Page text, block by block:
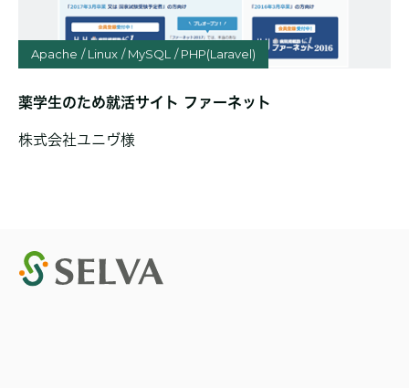
Apache Linux MySQL PHP(Laravel)
薬学生のため就活サイト ファーネット
株式会社ユニヴ様